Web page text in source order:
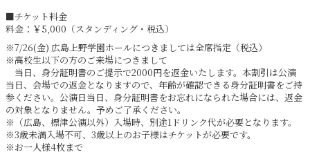
■チケット料金
料金：￥5,000（スタンディング・税込）
※7/26(金) 広島上野学園ホールにつきましては全席指定（税込）
※高校生以下の方のご来場につきまして
当日、身分証明書のご提示で2000円を返金いたします。本割引は公演
当日、会場での返金となりますので、年齢が確認できる身分証明書をご持
参ください。公演日当日、身分証明書をお忘れになられた場合には、返金
の対象となりません。予めご了承ください。
※（広島、標津公演以外）入場時、別途1ドリンク代が必要となります。
※3歳未満入場不可、3歳以上のお子様はチケットが必要です。
※お一人様4枚まで